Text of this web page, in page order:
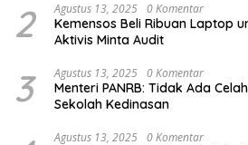
2 Agustus 13, 2025 0 Komentar
Kemensos Beli Ribuan Laptop
Aktivis Minta Audit
3 Agustus 13, 2025 0 Komentar
Menteri PANRB: Tidak Ada
Sekolah Kedinasan
Agustus 13, 2025 0 Komentar